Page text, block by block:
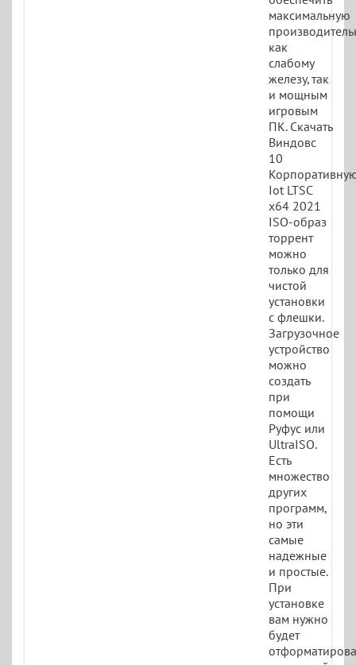
максимальную
как
слабому
железу, так
и мощным
игровым
ПК. Скачать
Виндовс
10
Iot LTSC
x64 2021
ISO-образ
торрент
можно
только для
чистой
установки
с флешки.
Загрузочное
устройство
можно
создать
при
помощи
Руфус или
UltraISO.
Есть
множество
других
программ,
но эти
самые
надежные
и простые.
При
установке
вам нужно
будет